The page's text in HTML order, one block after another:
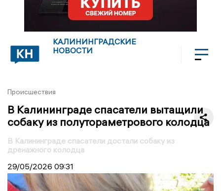
КАЛИНИНГРАДСКИЕ
НОВОСТИ
Происшествия
В Калининграде спасатели вытащили
собаку из полутораметрового колодца
В Калининграде спасатели достали собаку из
дренажного колодца
29/05/2026 09:31